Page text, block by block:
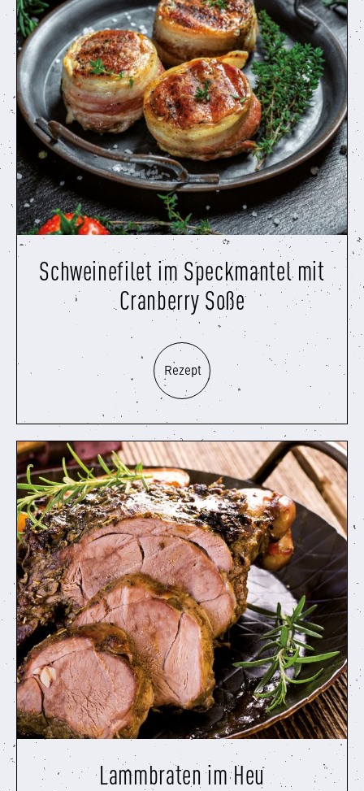
Schweinefilet im Speckmantel mit
Cranberry Soße
Rezept
Lammbraten im Heu